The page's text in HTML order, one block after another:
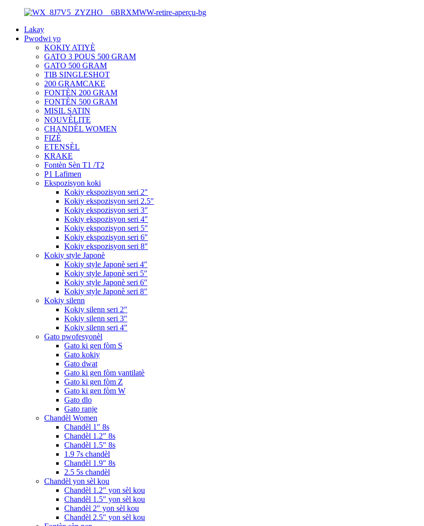
Lakay
Pwodwi yo
KOKIY ATIYÈ
GATO 3 POUS 500 GRAM
GATO 500 GRAM
TIB SINGLESHOT
200 GRAMCAKE
FONTÈN 200 GRAM
FONTÈN 500 GRAM
MISIL SATIN
NOUVÈLITE
CHANDÈL WOMEN
FIZÈ
ETENSÈL
KRAKE
Fontèn Sèn T1 /T2
P1 Lafimen
Ekspozisyon koki
Kokiy ekspozisyon seri 2″
Kokiy ekspozisyon seri 2.5″
Kokiy ekspozisyon seri 3″
Kokiy ekspozisyon seri 4″
Kokiy ekspozisyon seri 5″
Kokiy ekspozisyon seri 6″
Kokiy ekspozisyon seri 8″
Kokiy style Japonè
Kokiy style Japonè seri 4″
Kokiy style Japonè seri 5″
Kokiy style Japonè seri 6″
Kokiy style Japonè seri 8″
Kokiy silenn
Kokiy silenn seri 2″
Kokiy silenn seri 3″
Kokiy silenn seri 4″
Gato pwofesyonèl
Gato ki gen fòm S
Gato kokiy
Gato dwat
Gato ki gen fòm vantilatè
Gato ki gen fòm Z
Gato ki gen fòm W
Gato dlo
Gato ranje
Chandèl Women
Chandèl 1″ 8s
Chandèl 1.2″ 8s
Chandèl 1.5″ 8s
1.9 7s chandèl
Chandèl 1.9″ 8s
2.5 5s chandèl
Chandèl yon sèl kou
Chandèl 1.2″ yon sèl kou
Chandèl 1.5″ yon sèl kou
Chandèl 2″ yon sèl kou
Chandèl 2.5″ yon sèl kou